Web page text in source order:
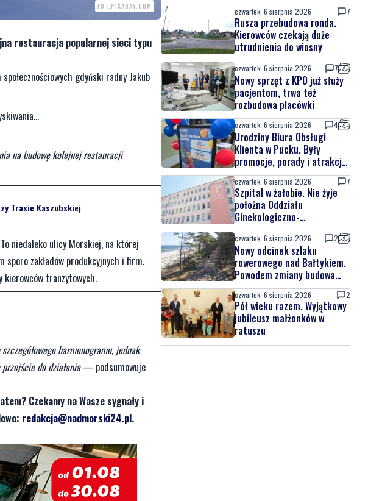
FOT.PIXABAY.COM
restauracja popularnej sieci typu
gdyński radny Jakub
na budowę kolejnej restauracji
Trasie Kaszubskiej
niedaleko ulicy Morskiej, na której
zakładów produkcyjnych i firm.
kierowców tranzytowych.
harmonogramu, jednak
do działania— podsumowuje
Czekamy na Wasze sygnały i
redakcja@nadmorski24.pl.
czwartek, 6 sierpnia 2026 7
Rusza przebudowa ronda.
Kierowców czekają duże
utrudnienia do wiosny
czwartek, 6 sierpnia 2026 7
Nowy sprzęt z KPO już służy
pacjentom, trwa też
rozbudowa placówki
czwartek, 6 sierpnia 2026 4
Urodziny Biura Obsługi
Klienta w Pucku. Były
promocje, porady i atrakcje
dla najmłodszych
czwartek, 6 sierpnia 2026 7
Szpital w żałobie. Nie żyje
położna Oddziału
Ginekologiczno-
Położniczego
czwartek, 6 sierpnia 2026 2
Nowy odcinek szlaku
rowerowego nad Bałtykiem.
Powodem zmiany budowa
elektrowni jądrowej
czwartek, 6 sierpnia 2026 2
Pół wieku razem. Wyjątkowy
jubileusz małżonków w
ratuszu